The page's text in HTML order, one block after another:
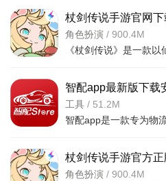
杖剑传说手游官网
v1.3.4 2026手机版
角色扮演 / 900.4M
智配app最新版下载
手机版
工具 / 51.2M
杖剑传说手游官方
安卓版
角色扮演 / 900.4M